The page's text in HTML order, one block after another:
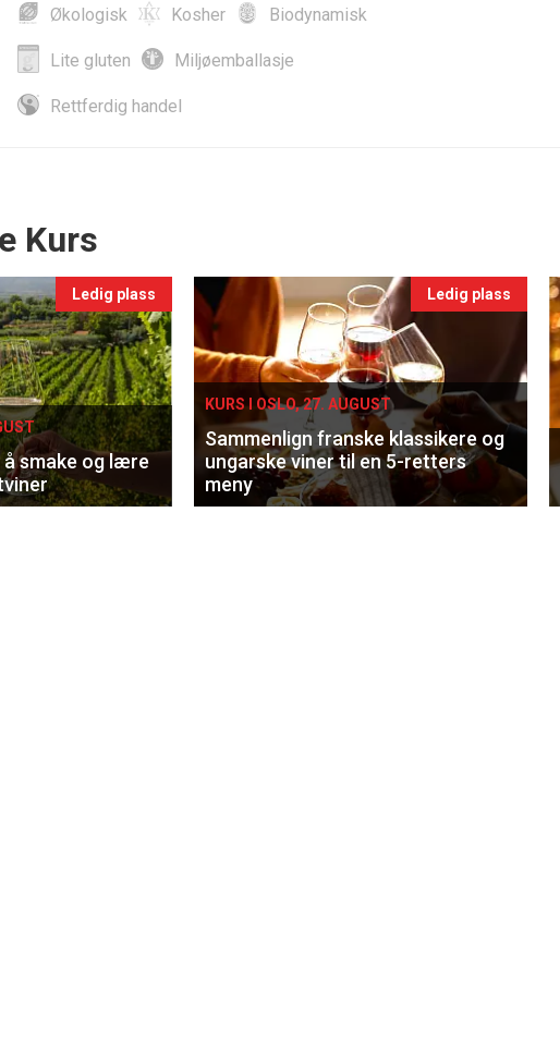
Økologisk Kosher Biodynamisk
Lite gluten Miljøemballasje
Rettferdig handel
Kurs
Ledig plass
smake og lære
Ledig plass
KURS I OSLO, 27. AUGUST
Sammenlign franske klassikere og
ungarske viner til en 5-retters
meny